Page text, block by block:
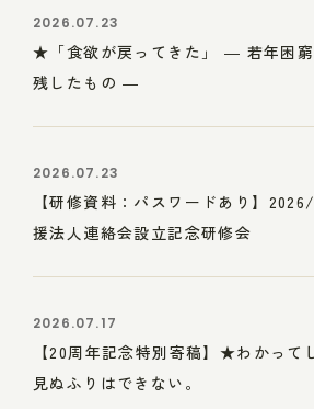
2026.07.23
★「食欲が戻ってきた」 ― 若年困窮
残したもの ―
2026.07.23
【研修資料：パスワードあり】
援法人連絡会設立記念研修会
2026.07.17
【20周年記念特別寄稿】★わかって
見ぬふりはできない。